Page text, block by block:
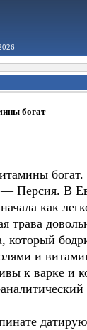
богат
богат.
Персия. В
как
трава
который
и
к варке и